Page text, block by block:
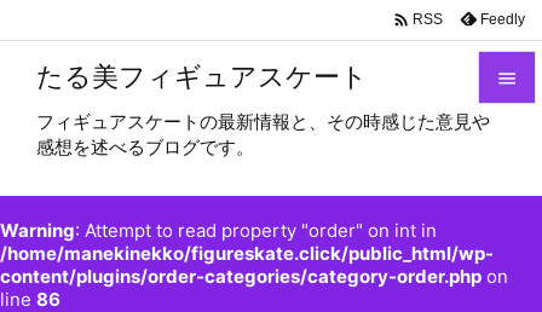
たる美フィギュアスケート
フィギュアスケートの最新情報と、その時感じた意見や
感想を述べるブログです。
Warning: Attempt to read property "order" on int in
/home/manekinekko/figureskate.click/public_html/wp-
content/plugins/order-categories/category-order.php on
line 86


前へ
 RSS Feedly